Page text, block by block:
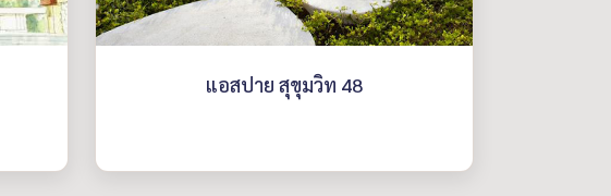
แอสปาย สุขุมวิท 48